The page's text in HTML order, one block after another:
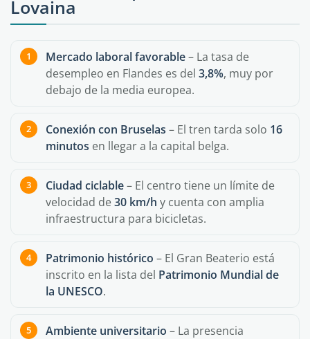
Lovaina
Mercado laboral favorable– La tasa de
desempleo en Flandes es del 3,8%, muy por
debajo de la media europea.
Conexión con Bruselas – El tren tarda solo 16
minutos en llegar a la capital belga.
Ciudad ciclable– El centro tiene un límite de
velocidad de30 km/h y cuenta con amplia
infraestructura para bicicletas.
Patrimonio histórico – El Gran Beaterio está
inscrito en la lista del Patrimonio Mundial de
la UNESCO.
Ambiente universitario – La presencia